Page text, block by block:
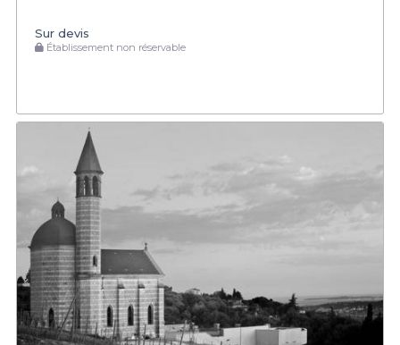
Sur devis
Établissement non réservable